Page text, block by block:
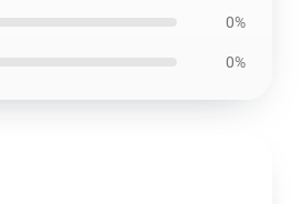
0%
0%